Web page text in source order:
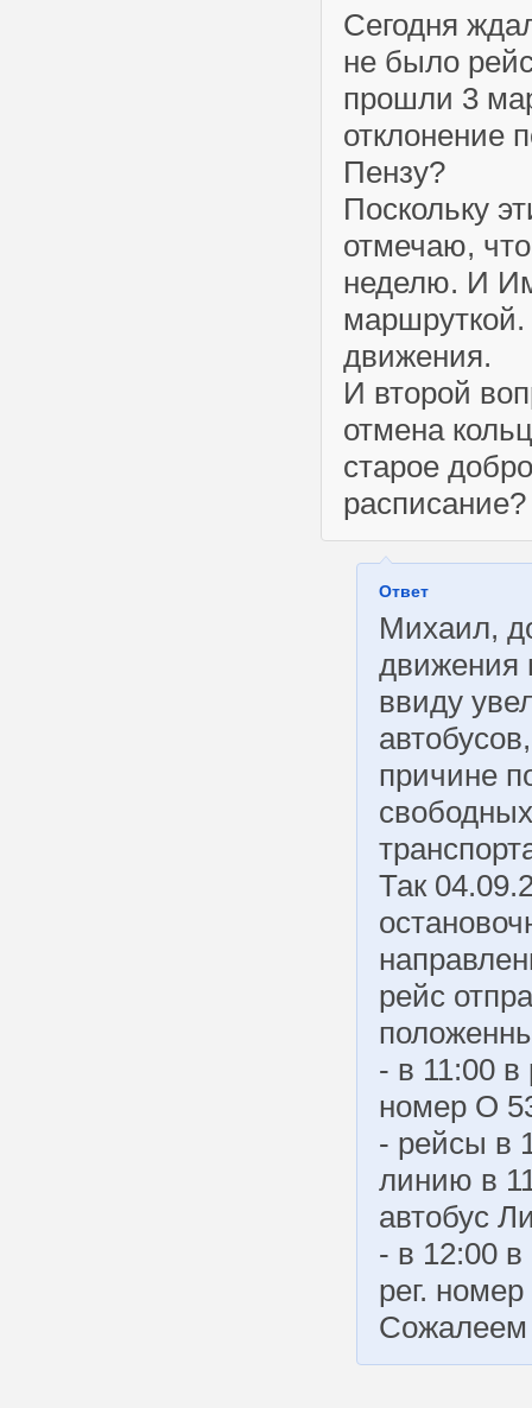
Сегодня
не было
прошли 3
отклонение
Пензу?
Поскольку
отмечаю,
неделю. И
движения.
И второй
отмена
старое
расписание?
Ответ
Михаил,
движения
ввиду
причине
Так
рейс
- в 11:00 в
номер О
- рейсы в
линию в
автобус
- в 12:00 в
рег.
Сожалеем